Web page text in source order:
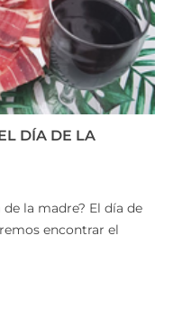
DÍA DE LA
la madre? El día de
encontrar el